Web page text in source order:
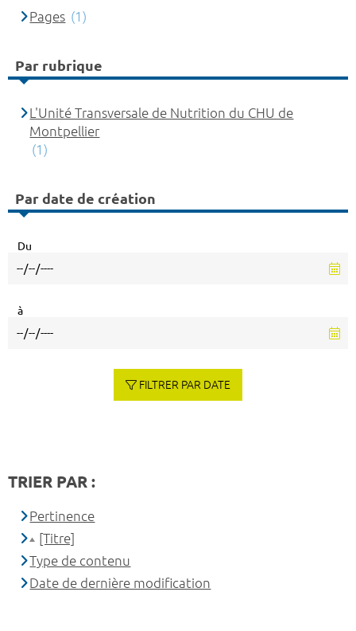
Pages (1)
Par rubrique
L'Unité Transversale de Nutrition du CHU de
Montpellier
(1)
Par date de création
Du
à
FILTRER PAR DATE
TRIER PAR :
Pertinence
[Titre]
Type de contenu
Date de dernière modification